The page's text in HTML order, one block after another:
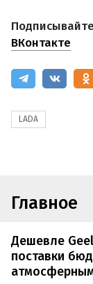
ВКонтакте
LADA
Главное
Дешевле
поставки